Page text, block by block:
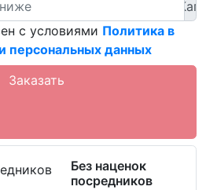
с условиями Политика в
персональных данных
Заказать
Без наценок
посредников